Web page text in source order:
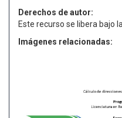
Derechos de autor:
Este recurso se libera bajo
Imágenes relacionadas: